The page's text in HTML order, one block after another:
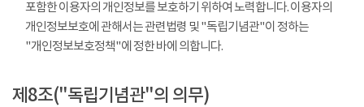
포함한 이용자의 개인정보를 보호하기 위하여 노력합니다. 이용자의
개인정보보호에 관해서는 관련법령 및 "독립기념관"이 정하는
"개인정보보호정책"에 정한 바에 의합니다.
제8조("독립기념관"의 의무)